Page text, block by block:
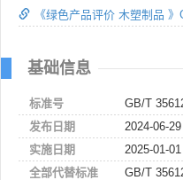
《绿色产品评价 木塑制品
基础信息
标准号
GB/T
发布日期
2024-06-29
实施日期
2025-01-01
全部代替标准
GB/T